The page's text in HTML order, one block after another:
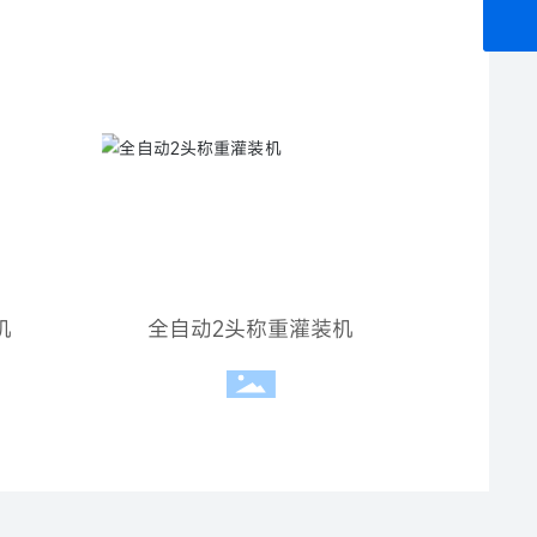
全自动2头称重灌装机